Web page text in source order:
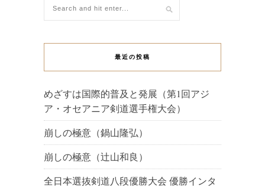
最近の投稿
めざすは国際的普及と発展（第1回アジ
ア・オセアニア剣道選手権大会）
崩しの極意（鍋山隆弘）
崩しの極意（辻山和良）
全日本選抜剣道八段優勝大会 優勝インタ